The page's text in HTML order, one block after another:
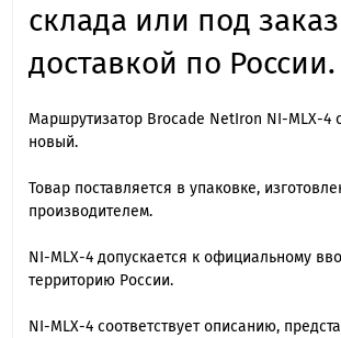
склада или под
доставкой по России.
Маршрутизатор Brocade NetIron NI-MLX-4
новый.
Товар поставляется в упаковке,
производителем.
NI-MLX-4 допускается к официальному
территорию России.
NI-MLX-4 cоответствует описанию,